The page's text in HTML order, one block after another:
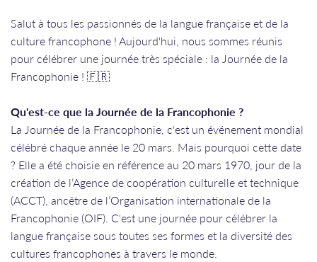
Salut à tous les passionnés de la langue française et de la
culture francophone ! Aujourd'hui, nous sommes réunis
pour célébrer une journée très spéciale : la Journée de la
Francophonie ! 🇫🇷
Qu'est-ce que la Journée de la Francophonie ?
La Journée de la Francophonie, c'est un événement mondial
célébré chaque année le 20 mars. Mais pourquoi cette date
? Elle a été choisie en référence au 20 mars 1970, jour de la
création de l’Agence de coopération culturelle et technique
(ACCT), ancêtre de l’Organisation internationale de la
Francophonie (OIF). C'est une journée pour célébrer la
langue française sous toutes ses formes et la diversité des
cultures francophones à travers le monde.